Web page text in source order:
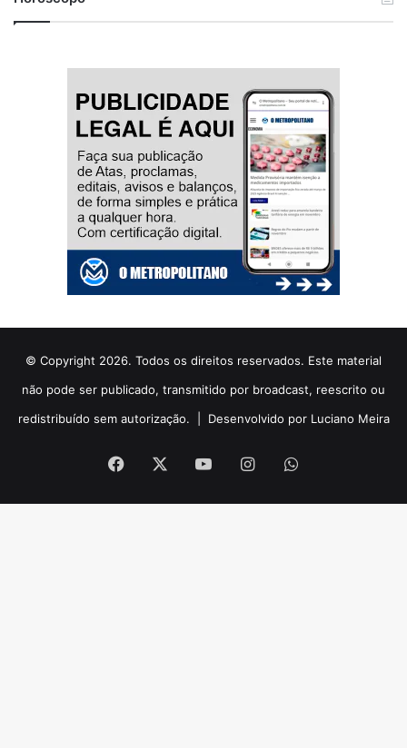
© Copyright 2026. Todos os direitos reservados. Este material
não pode ser publicado, transmitido por broadcast, reescrito ou
redistribuído sem autorização. | Desenvolvido por Luciano Meira
Facebook YouTubeInstagramWhatsApp